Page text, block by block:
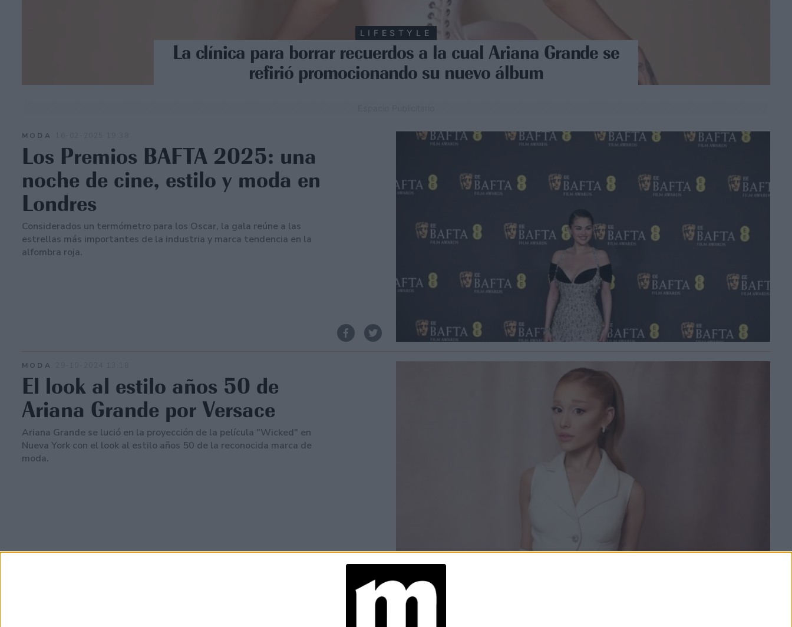
LIFESTYLE
La clínica para borrar recuerdos a la cual Ariana Grande se
refirió promocionando su nuevo álbum
MODA
Los Premios BAFTA 2025: una
noche de cine, estilo y moda en
Londres
Considerados un termómetro para los Oscar, la gala reúne a las
estrellas más importantes de la industria y marca tendencia en la
alfombra roja.
MODA
El look al estilo años 50 de
Ariana Grande por Versace
Ariana Grande se lució en la proyección de la película "Wicked" en
Nueva York con el look al estilo años 50 de la reconocida marca de
moda.